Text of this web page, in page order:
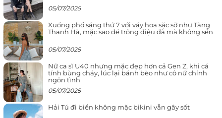
05/07/2025
Xuống phố sáng thứ 7 với váy hoa sặc sỡ như Tăng
Thanh Hà, mặc sao để trông điệu đà mà không sến
05/07/2025
Nữ ca sĩ U40 nhưng mặc đẹp hơn cả Gen Z, khi cá
tính bùng cháy, lúc lại bánh bèo như cô nữ chính
ngôn tình
05/07/2025
Hải Tú đi biển không mặc bikini vẫn gây sốt